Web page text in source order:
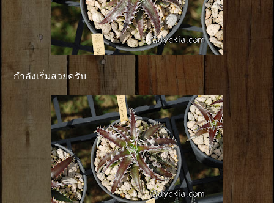
กำลังเริ่มสวยครับ